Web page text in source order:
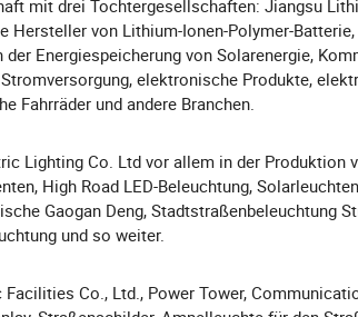
mit drei Tochtergesellschaften: Jiangsu
Hersteller von Lithium-Ionen-Polymer-Batterie,
der Energiespeicherung von Solarenergie,
elektronische Produkte,
Fahrräder und andere Branchen.
Lighting Co. Ltd vor allem in der Produktion
High Road LED-Beleuchtung,
Gaogan Deng, Stadtstraßenbeleuchtung
und so weiter.
Facilities Co., Ltd., Power Tower,